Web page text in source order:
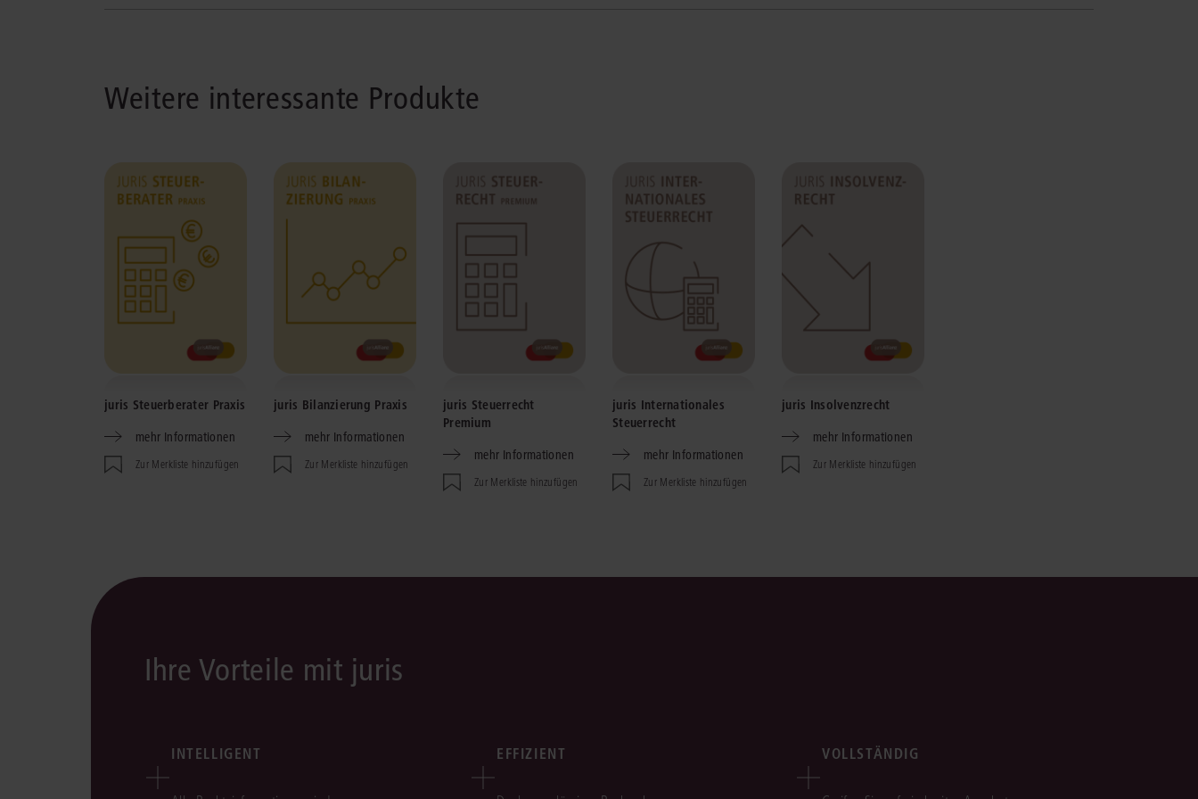
Weitere interessante Produkte
juris Steuerberater Praxis
mehr Informationen
Zur Merkliste hinzufügen
juris Bilanzierung Praxis
mehr Informationen
Zur Merkliste hinzufügen
juris Steuerrecht
Premium
mehr Informationen
Zur Merkliste hinzufügen
juris Internationales
Steuerrecht
mehr Informationen
Zur Merkliste hinzufügen
juris Insolvenzrecht
mehr Informationen
Zur Merkliste hinzufügen
Ihre Vorteile mit juris
INTELLIGENT EFFIZIENT VOLLSTÄNDIG